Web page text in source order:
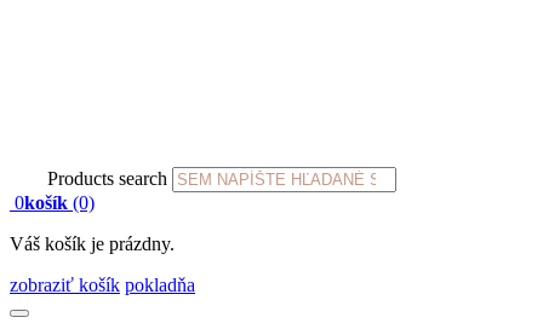
Products search
0košík (0)
Váš košík je prázdny.
zobraziť košík pokladňa